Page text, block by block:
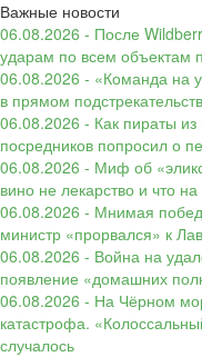
Важные новости
06.08.2026 - После
ударам по всем объектам
06.08.2026 - «Команда на
в прямом
06.08.2026 - Как пираты
посредников попросил о
06.08.2026 - Миф об
вино не лекарство и что
06.08.2026 - Мнимая
министр «прорвался» к
06.08.2026 - Война на
появление «домашних
06.08.2026 - На Чёрном
катастрофа.
случалось